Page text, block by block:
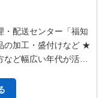
配送センター「福知
の加工・盛付けなど ★
ど幅広い年代が活躍